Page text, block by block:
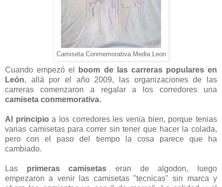
Camiseta Conmemorativa Media Leon
Cuando empezó el
boom de las carreras populares en
León, allá por el año 2009, las organizaciones de las
carreras comenzaron a regalar a los corredores una
camiseta conmemorativa.
Al principio a los corredores les venia bien, porque tenias
varias camisetas para correr sin tener que hacer la colada,
pero con el paso del tiempo la cosa parece que ha
cambiado.
Las primeras camisetas eran de algodon, luego
empezaron a venir las camisetas "tecnicas" sin marca y